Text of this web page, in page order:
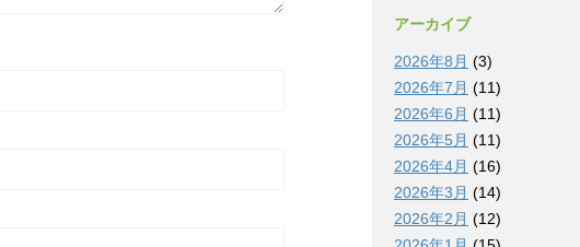
アーカイブ
2026年8月 (3)
2026年7月 (11)
2026年6月 (11)
2026年5月 (11)
2026年4月 (16)
2026年3月 (14)
2026年2月 (12)